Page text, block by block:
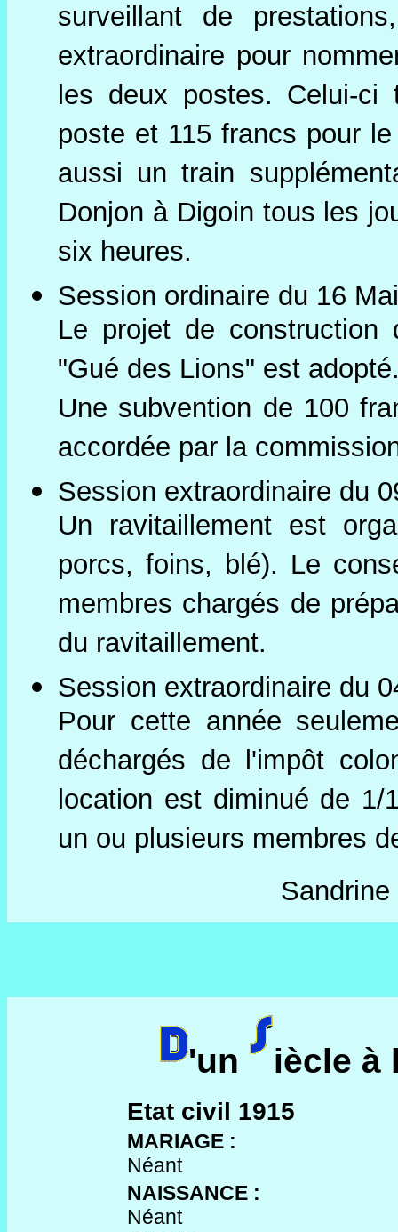
surveillant de
extraordinaire pour
les deux postes. Celui-
poste et 115 francs pour
aussi un train
Donjon à Digoin tous les
six heures.
Session ordinaire du 16
Le projet de
"Gué des Lions" est
Une subvention de 100
accordée par la
Session extraordinaire du
Un ravitaillement est
porcs, foins, blé). Le
membres chargés de
du ravitaillement.
Session extraordinaire du
Pour cette année
déchargés de l'impôt
location est diminué de
un ou plusieurs membres
'un iècle à
Etat civil 1915
MARIAGE :
Néant
NAISSANCE :
Néant